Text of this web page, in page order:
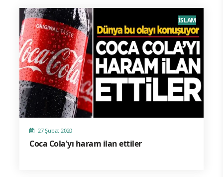
27 Şubat 2020
Coca Cola'yı haram ilan ettiler
İSLAM